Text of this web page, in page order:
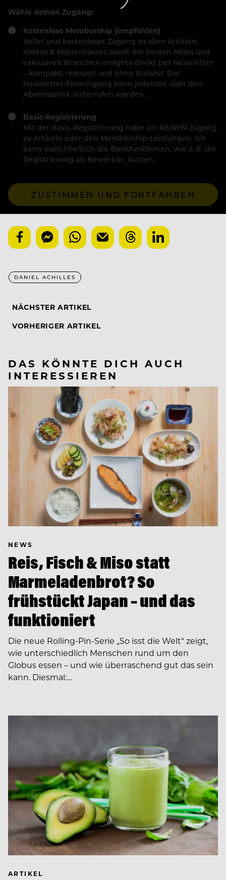
Wähle deinen Zugang:
Kostenlose Membership (empfohlen)
Voller und kostenloser Zugang zu allen Artikeln,
Videos & Masterclasses sowie die besten News und
exklusiven Branchen-Insights direkt per Newsletter
– kompakt, relevant und ohne Bullshit. Die
Newsletter-Einwilligung kann jederzeit über den
Abmeldelink widerrufen werden.
Basic-Registrierung
Mit der Basic-Registrierung habe ich KEINEN Zugang
zu Artikeln oder den Membership-Leistungen. Ich
kann ausschließlich die Basisfunktionen, wie z. B. die
Registrierung als Bewerber, nutzen.
ZUSTIMMEN UND FORTFAHREN
DANIEL ACHILLES
NÄCHSTER ARTIKEL
VORHERIGER ARTIKEL
DAS KÖNNTE DICH AUCH
INTERESSIEREN
NEWS
Reis, Fisch & Miso statt
Marmeladenbrot? So
frühstückt Japan – und das
funktioniert
Die neue Rolling-Pin-Serie „So isst die Welt“ zeigt,
wie unterschiedlich Menschen rund um den
Globus essen – und wie überraschend gut das sein
kann. Diesmal:…
ARTIKEL